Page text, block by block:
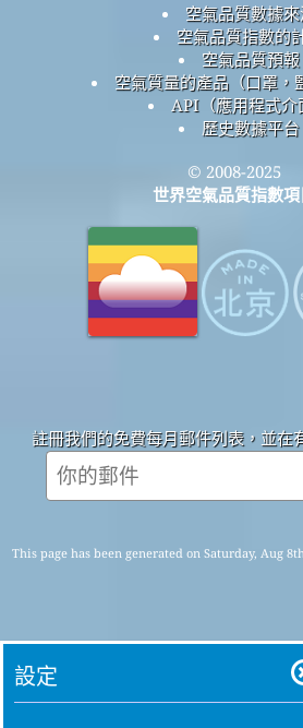
空氣品質數據
空氣品質指數的
空氣品質預報
空氣質量的產品（口罩，
API（應用程式介
歷史數據平台
© 2008-2025
世界空氣品質指數項
註冊我們的免費每月郵件列表，並在
This page has been generated on Saturday, Aug
設定